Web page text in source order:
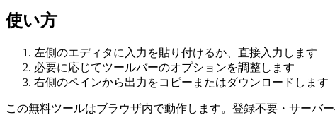
使い方
左側のエディタに入力を貼り付けるか、直接入力します
必要に応じてツールバーのオプションを調整します
右側のペインから出力をコピーまたはダウンロードします
この無料ツールはブラウザ内で動作します。登録不要・サーバ